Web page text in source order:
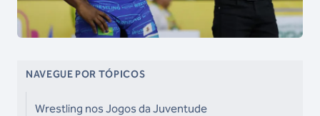
NAVEGUE POR TÓPICOS
Wrestling nos Jogos da Juventude